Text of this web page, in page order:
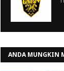
ANDA MUNGKIN